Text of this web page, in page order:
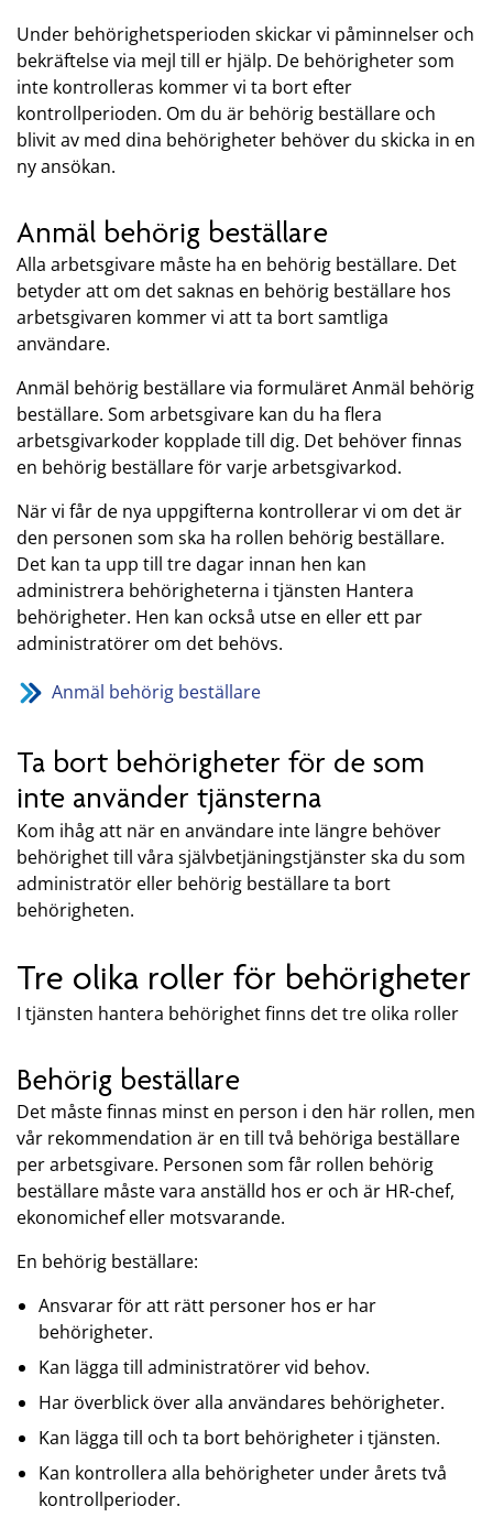
Under behörighetsperioden skickar vi påminnelser och
bekräftelse via mejl till er hjälp. De behörigheter som
inte kontrolleras kommer vi ta bort efter
kontrollperioden. Om du är behörig beställare och
blivit av med dina behörigheter behöver du skicka in en
ny ansökan.
Anmäl behörig beställare
Alla arbetsgivare måste ha en behörig beställare. Det
betyder att om det saknas en behörig beställare hos
arbetsgivaren kommer vi att ta bort samtliga
användare.
Anmäl behörig beställare via formuläret Anmäl behörig
beställare. Som arbetsgivare kan du ha flera
arbetsgivarkoder kopplade till dig. Det behöver finnas
en behörig beställare för varje arbetsgivarkod.
När vi får de nya uppgifterna kontrollerar vi om det är
den personen som ska ha rollen behörig beställare.
Det kan ta upp till tre dagar innan hen kan
administrera behörigheterna i tjänsten Hantera
behörigheter. Hen kan också utse en eller ett par
administratörer om det behövs.
Anmäl behörig beställare
Ta bort behörigheter för de som
inte använder tjänsterna
Kom ihåg att när en användare inte längre behöver
behörighet till våra självbetjäningstjänster ska du som
administratör eller behörig beställare ta bort
behörigheten.
Tre olika roller för behörigheter
I tjänsten hantera behörighet finns det tre olika roller
Behörig beställare
Det måste finnas minst en person i den här rollen, men
vår rekommendation är en till två behöriga beställare
per arbetsgivare. Personen som får rollen behörig
beställare måste vara anställd hos er och är HR-chef,
ekonomichef eller motsvarande.
En behörig beställare:
Ansvarar för att rätt personer hos er har
behörigheter.
Kan lägga till administratörer vid behov.
Har överblick över alla användares behörigheter.
Kan lägga till och ta bort behörigheter i tjänsten.
Kan kontrollera alla behörigheter under årets två
kontrollperioder.